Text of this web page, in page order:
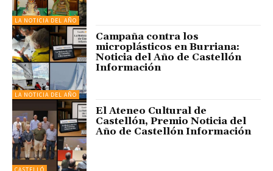
LA NOTICIA DEL AÑO
LA NOTICIA DEL AÑO
Campaña contra los
microplásticos en Burriana:
Noticia del Año de Castellón
Información
CASTELLÓ
El Ateneo Cultural de
Castellón, Premio Noticia del
Año de Castellón Información